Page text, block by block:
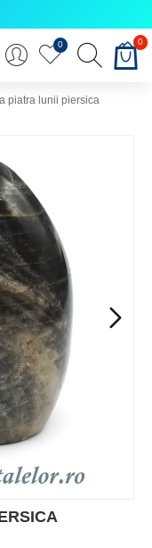
0 0
piatra lunii piersica